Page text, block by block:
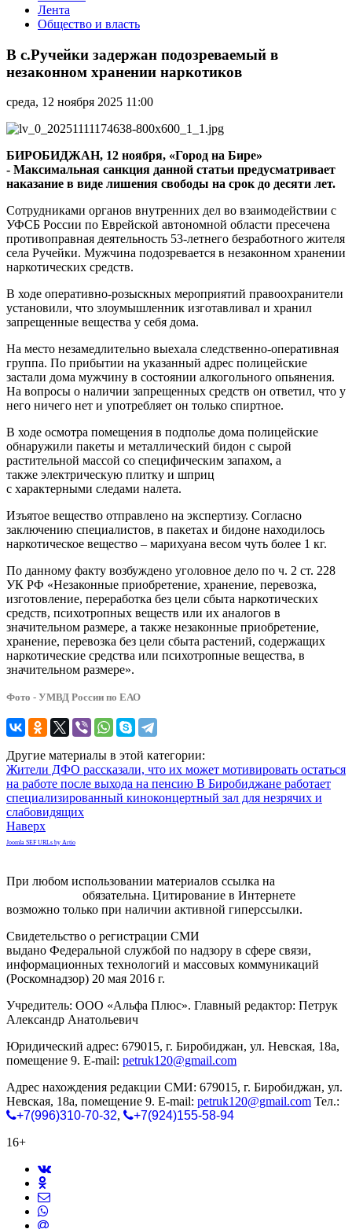
Лента
Общество и власть
с.Ручейки
задержан
подозреваемый
незаконном
хранении
наркотиков
В с.Ручейки задержан подозреваемый в
незаконном хранении наркотиков
среда, 12 ноября 2025 11:00
БИРОБИДЖАН, 12 ноября, «Город на Бире»
- Максимальная санкция данной статьи предусматривает
наказание в виде лишения свободы на срок до десяти лет.
Сотрудниками органов внутренних дел во взаимодействии с
УФСБ России по Еврейской автономной области пресечена
противоправная деятельность 53-летнего безработного жителя
села Ручейки. Мужчина подозревается в незаконном хранении
наркотических средств.
В ходе оперативно-розыскных мероприятий правоохранители
установили, что злоумышленник изготавливал и хранил
запрещенные вещества у себя дома.
На место незамедлительно выехала следственно-оперативная
группа. По прибытии на указанный адрес полицейские
застали дома мужчину в состоянии алкогольного опьянения.
На вопросы о наличии запрещенных средств он ответил, что у
него ничего нет и употребляет он только спиртное.
В ходе осмотра помещения в подполье дома полицейские
обнаружили пакеты и металлический бидон с сырой
растительной массой со специфическим запахом, а
также электрическую плитку и шприц
с характерными следами налета.
Изъятое вещество отправлено на экспертизу. Согласно
заключению специалистов, в пакетах и бидоне находилось
наркотическое вещество – марихуана весом чуть более 1 кг.
По данному факту возбуждено уголовное дело по ч. 2 ст. 228
УК РФ «Незаконные приобретение, хранение, перевозка,
изготовление, переработка без цели сбыта наркотических
средств, психотропных веществ или их аналогов в
значительном размере, а также незаконные приобретение,
хранение, перевозка без цели сбыта растений, содержащих
наркотические средства или психотропные вещества, в
значительном размере».
Фото - УМВД России по ЕАО
Другие материалы в этой категории:
Жители ДФО рассказали, что их может мотивировать остаться
на работе после выхода на пенсию В Биробиджане работает
специализированный киноконцертный зал для незрячих и
слабовидящих
Наверх
Joomla SEF URLs by Artio
При любом использовании материалов ссылка на
обязательна. Цитирование в Интернете
возможно только при наличии активной гиперссылки.
Свидетельство о регистрации СМИ
выдано Федеральной службой по надзору в сфере связи,
информационных технологий и массовых коммуникаций
(Роскомнадзор) 20 мая 2016 г.
Учредитель: ООО «Альфа Плюс». Главный редактор: Петрук
Александр Анатольевич
Юридический адрес: 679015, г. Биробиджан, ул. Невская, 18а,
помещение 9. E-mail: petruk120@gmail.com
Адрес нахождения редакции СМИ: 679015, г. Биробиджан, ул.
Невская, 18а, помещение 9. E-mail: petruk120@gmail.com Тел.:
+7(996)310-70-32,
+7(924)155-58-94
16+